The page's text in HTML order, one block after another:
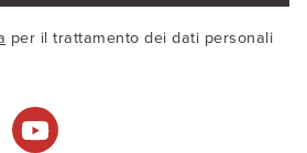
per il trattamento dei dati personali